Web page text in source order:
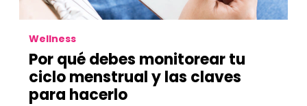
Wellness
Por qué debes monitorear tu
ciclo menstrual y las claves
para hacerlo